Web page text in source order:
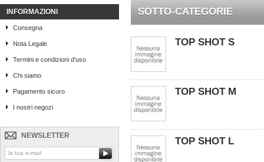
INFORMAZIONI
Consegna
Nota Legale
Termini e condizioni d'uso
Chi siamo
Pagamento sicuro
I nostri negozi
NEWSLETTER
SOTTO-CATEGORIE
TOP SHOT S
TOP SHOT M
TOP SHOT L